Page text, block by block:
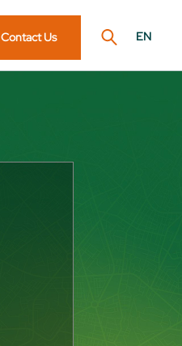
Contact Us EN